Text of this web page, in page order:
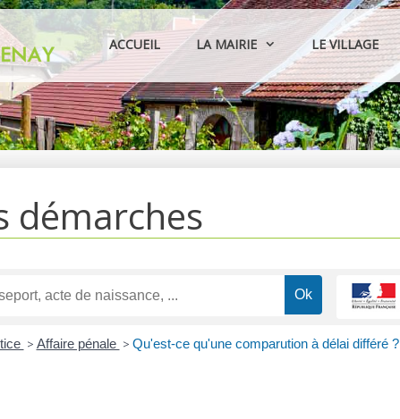
ACCUEIL LA MAIRIE LE VILLAGE
démarches
> Affaire pénale > Qu'est-ce qu'une comparution à délai différé ?